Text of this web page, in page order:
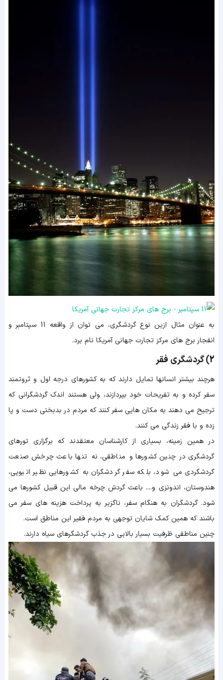
به عنوان مثال ازین نوع گردشگری، می توان از واقعه 11 سپتامبر و
انفجار برج های مرکز تجارت جهانی آمریکا نام برد.
2) گردشگری فقر
هرچند بیشتر انسانها تمایل دارند که به کشورهای درجه اول و ثروتمند
سفر کرده و به تفریحات خود بپردازند، ولی هستند اندک گردشگرانی که
ترجیح می دهند به مکان هایی سفر کنند که مردم در بدبختی دست و پا
زده و با فقر زندگی می کنند.
در همین زمینه، بسیاری از کارشناسان معتقدند که برگزاری تورهای
گردشگری در چنین کشورها و مناطقی، نه تنها باعث چرخش صنعت
گردشگردی می شود، بلکه سفر گردشگران به کشورهایی نظیر اتیوپی،
هندوستان، اندونزی و.... باعث گردش چرخه مالی این قبیل کشورها می
شود. گردشگران به هنگام سفر، ناگزیر به پرداخت هزینه های سفر می
باشند که همین کمک شایان توجهی به مردم فقیر این مناطق است.
چنین مناطقی ظرفیت بسیار بالایی در جذب گردشگرهای سیاه دارند.